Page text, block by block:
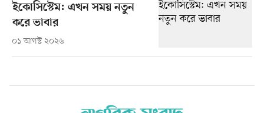
ইকোসিস্টেম: এখন সময় নতুন
করে ভাবার
০১ আগস্ট ২০২৬